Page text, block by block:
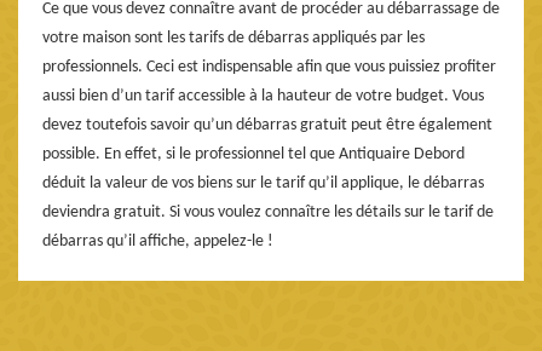
Ce que vous devez connaître avant de procéder au débarrassage de
votre maison sont les tarifs de débarras appliqués par les
professionnels. Ceci est indispensable afin que vous puissiez profiter
aussi bien d’un tarif accessible à la hauteur de votre budget. Vous
devez toutefois savoir qu’un débarras gratuit peut être également
possible. En effet, si le professionnel tel que Antiquaire Debord
déduit la valeur de vos biens sur le tarif qu’il applique, le débarras
deviendra gratuit. Si vous voulez connaître les détails sur le tarif de
débarras qu’il affiche, appelez-le !